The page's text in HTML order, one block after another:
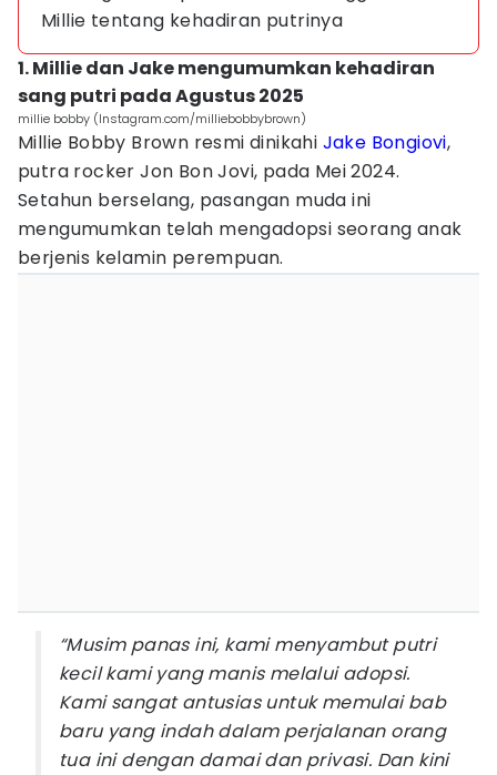
Millie tentang kehadiran putrinya
1. Millie dan Jake mengumumkan kehadiran
sang putri pada Agustus 2025
millie bobby (Instagram.com/milliebobbybrown)
Millie Bobby Brown resmi dinikahi Jake Bongiovi,
putra rocker Jon Bon Jovi, pada Mei 2024.
Setahun berselang, pasangan muda ini
mengumumkan telah mengadopsi seorang anak
berjenis kelamin perempuan.
“Musim panas ini, kami menyambut putri
kecil kami yang manis melalui adopsi.
Kami sangat antusias untuk memulai bab
baru yang indah dalam perjalanan orang
tua ini dengan damai dan privasi. Dan kini